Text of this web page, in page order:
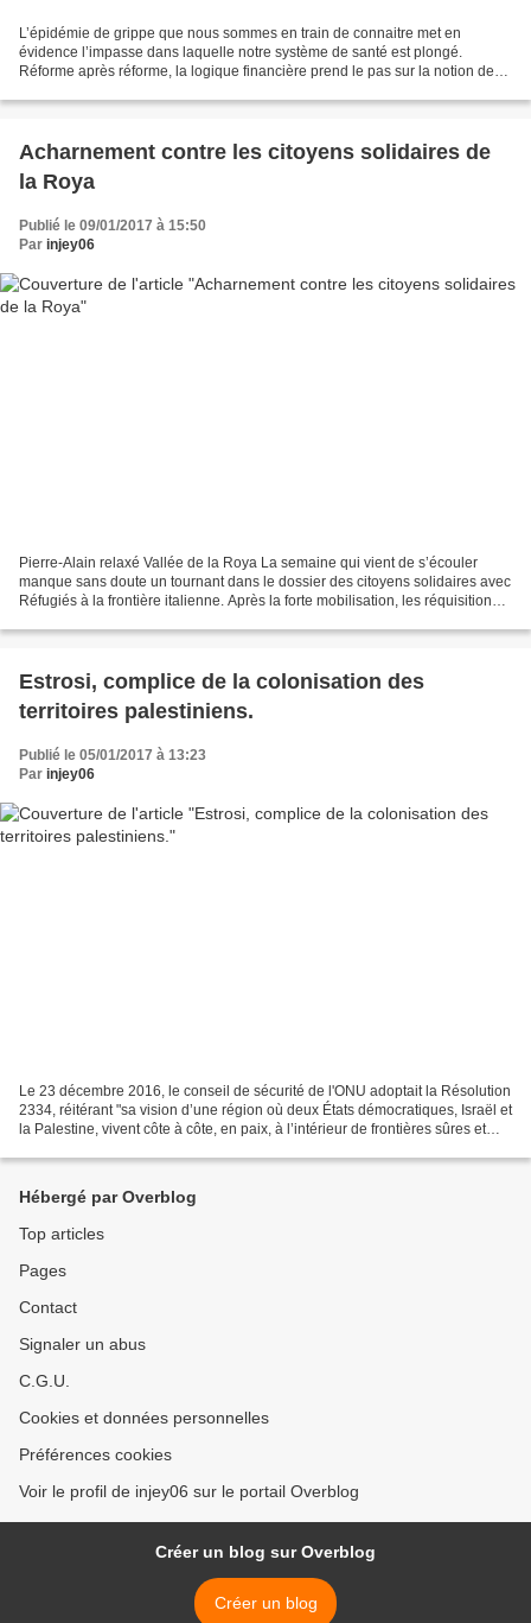
L’épidémie de grippe que nous sommes en train de connaitre met en
évidence l’impasse dans laquelle notre système de santé est plongé.
Réforme après réforme, la logique financière prend le pas sur la notion de
Acharnement contre les citoyens solidaires de
la Roya
Publié le 09/01/2017 à 15:50
Par injey06
Pierre-Alain relaxé Vallée de la Roya La semaine qui vient de s’écouler
manque sans doute un tournant dans le dossier des citoyens solidaires avec
Réfugiés à la frontière italienne. Après la forte mobilisation, les réquisitions
Estrosi, complice de la colonisation des
territoires palestiniens.
Publié le 05/01/2017 à 13:23
Par injey06
Le 23 décembre 2016, le conseil de sécurité de l'ONU adoptait la Résolution
2334, réitérant "sa vision d’une région où deux États démocratiques, Israël et
la Palestine, vivent côte à côte, en paix, à l’intérieur de frontières sûres et
Hébergé par Overblog
Top articles
Pages
Contact
Signaler un abus
C.G.U.
Cookies et données personnelles
Préférences cookies
Voir le profil de injey06 sur le portail Overblog
Créer un blog sur Overblog
Créer un blog